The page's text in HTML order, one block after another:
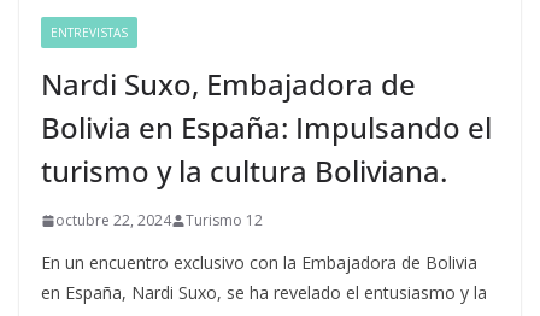
ENTREVISTAS
Nardi Suxo, Embajadora de
Bolivia en España: Impulsando el
turismo y la cultura Boliviana.
octubre 22, 2024 Turismo 12
En un encuentro exclusivo con la Embajadora de Bolivia
en España, Nardi Suxo, se ha revelado el entusiasmo y la